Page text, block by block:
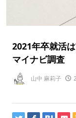
2021年卒就活
マイナビ調査
山中 麻莉子